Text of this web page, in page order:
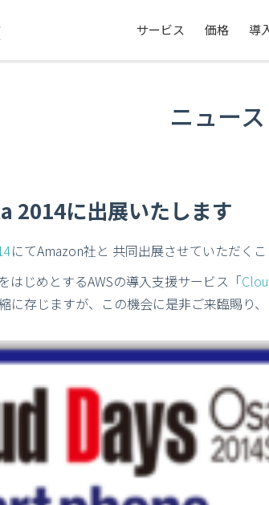
サービス 価格 導
ニュー
2014に出展いたします
にてAmazon社と 共同出展させていただくこ
はじめとするAWSの導入支援サービス「
に存じますが、この機会に是非ご来臨賜り